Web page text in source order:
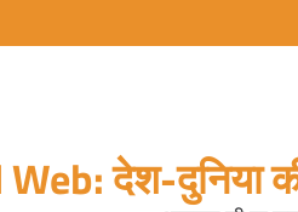
देश-दुनिया